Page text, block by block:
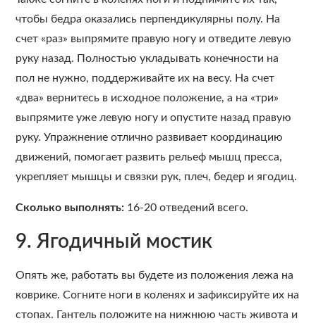
чтобы бедра оказались перпендикулярны полу. На
счет «раз» выпрямите правую ногу и отведите левую
руку назад. Полностью укладывать конечности на
пол не нужно, поддерживайте их на весу. На счет
«два» вернитесь в исходное положение, а на «три»
выпрямите уже левую ногу и опустите назад правую
руку. Упражнение отлично развивает координацию
движений, помогает развить рельеф мышц пресса,
укрепляет мышцы и связки рук, плеч, бедер и ягодиц.
Сколько выполнять: 16-20 отведений всего.
9. Ягодичный мостик
Опять же, работать вы будете из положения лежа на
коврике. Согните ноги в коленях и зафиксируйте их на
стопах. Гантель положите на нижнюю часть живота и